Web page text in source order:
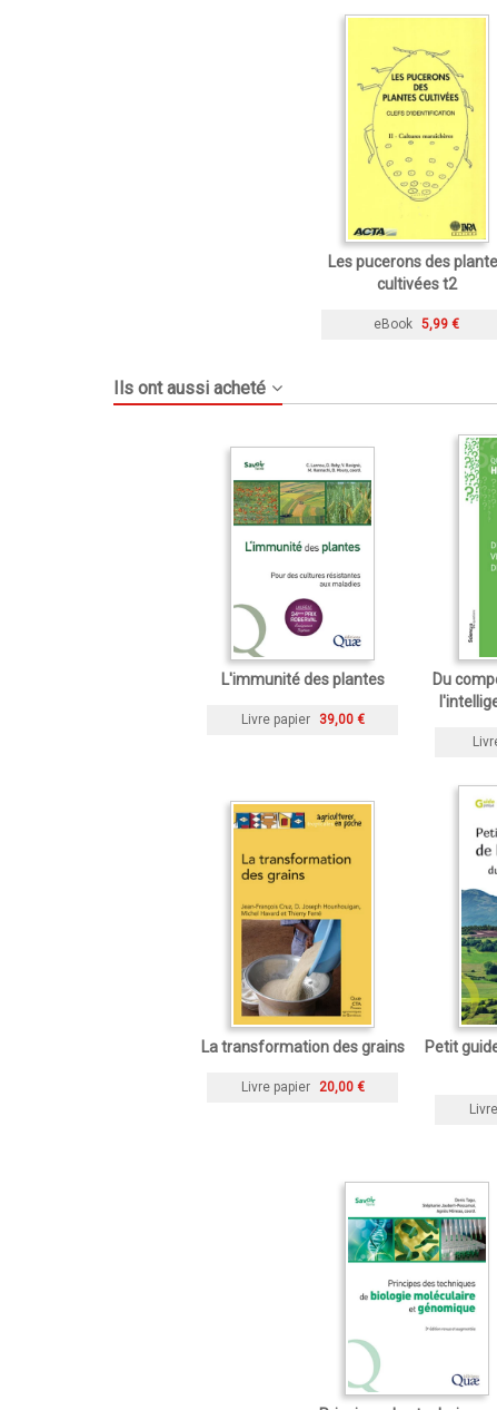
Les pucerons des
cultivées t2
eBook 5,99 €
Ils ont aussi acheté
L'immunité des plantes
Livre papier 39,00 €
Du
La transformation des grains
Livre papier 20,00 €
Petit